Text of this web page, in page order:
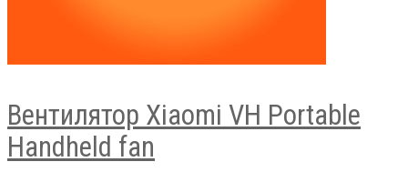
Вентилятор Xiaomi VH Portable
Handheld fan